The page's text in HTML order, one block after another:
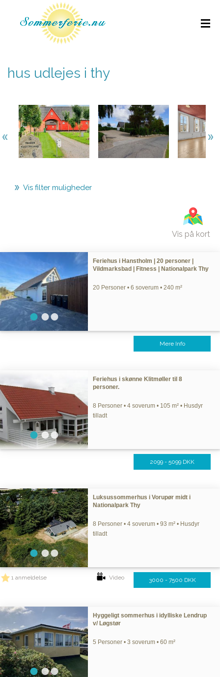
hus udlejes i thy
Vis filter muligheder
Vis på kort
Feriehus i Hanstholm | 20 personer |
Vildmarksbad | Fitness | Nationalpark Thy
20 Personer • 6 soverum • 240 m²
Mere Info
Feriehus i skønne Klitmøller til 8
personer.
8 Personer • 4 soverum • 105 m² • Husdyr
tilladt
2099 - 5099 DKK
Luksussommerhus i Vorupør midt i
Nationalpark Thy
8 Personer • 4 soverum • 93 m² • Husdyr
tilladt
1 anmeldelse Video 3000 - 7500 DKK
Hyggeligt sommerhus i idylliske Lendrup
v/ Løgstør
5 Personer • 3 soverum • 60 m²